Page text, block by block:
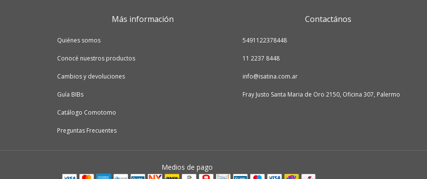
Más información
Quiénes somos
Conocé nuestros productos
Cambios y devoluciones
Guía BIBs
Catálogo Comotomo
Preguntas Frecuentes
Contactános
5491122378448
11 2237 8448
info@isatina.com.ar
Fray Justo Santa Maria de Oro 2150, Oficina 307, Palermo
Medios de pago